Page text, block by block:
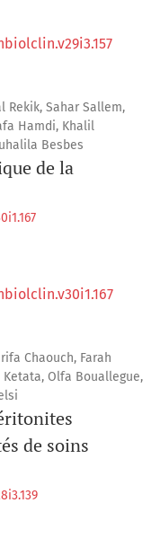
Rekik, Sahar Sallem,
Hamdi, Khalil
Besbes
de la
Chaouch, Farah
Ketata, Olfa Bouallegue,
de soins